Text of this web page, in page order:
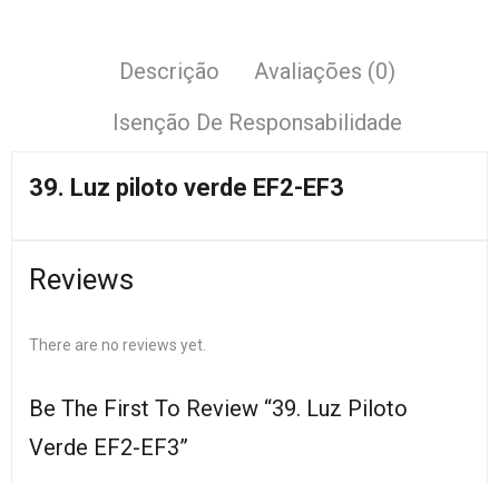
Descrição
Avaliações (0)
Isenção De Responsabilidade
39. Luz piloto verde EF2-EF3
Reviews
There are no reviews yet.
Be The First To Review “39. Luz Piloto
Verde EF2-EF3”